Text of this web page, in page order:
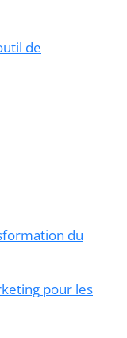
de
du
pour les